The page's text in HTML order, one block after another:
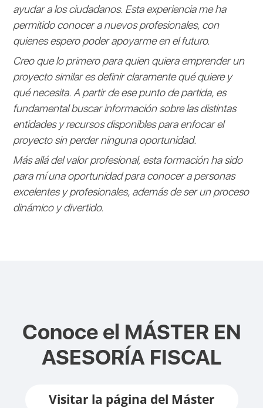
ayudar a los ciudadanos. Esta experiencia me ha
permitido conocer a nuevos profesionales, con
quienes espero poder apoyarme en el futuro.
Creo que lo primero para quien quiera emprender un
proyecto similar es definir claramente qué quiere y
qué necesita. A partir de ese punto de partida, es
fundamental buscar información sobre las distintas
entidades y recursos disponibles para enfocar el
proyecto sin perder ninguna oportunidad.
Más allá del valor profesional, esta formación ha sido
para mí una oportunidad para conocer a personas
excelentes y profesionales, además de ser un proceso
dinámico y divertido.
Conoce el MÁSTER EN
ASESORÍA FISCAL
Visitar la página del Máster